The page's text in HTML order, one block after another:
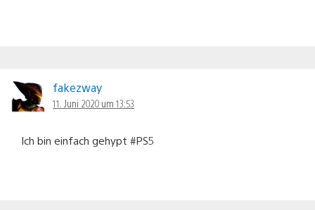
fakezway
11. Juni 2020 um 13:53
Ich bin einfach gehypt #PS5